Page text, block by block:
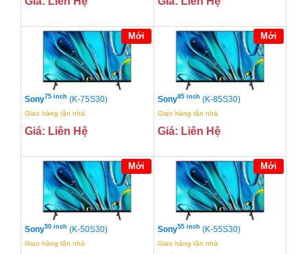
Mới
Sony75 inch (K-75S30)
Giao hàng tận nhà
Giá: Liên Hệ
Mới
Sony85 inch (K-85S30)
Giao hàng tận nhà
Giá: Liên Hệ
Mới
Sony50 inch (K-50S30)
Giao hàng tận nhà
Mới
Sony55 inch (K-55S30)
Giao hàng tận nhà